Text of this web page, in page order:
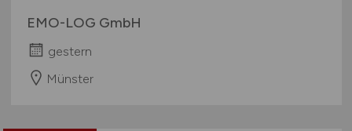
EMO-LOG GmbH
gestern
Münster